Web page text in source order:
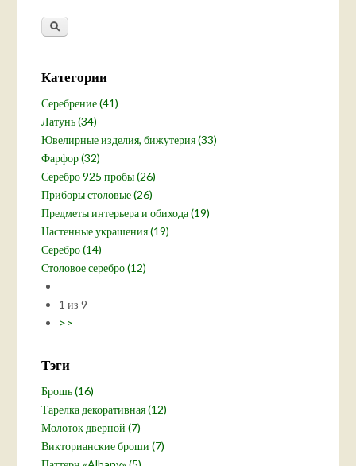
Категории
Серебрение (41)
Латунь (34)
Ювелирные изделия, бижутерия (33)
Фарфор (32)
Серебро 925 пробы (26)
Приборы столовые (26)
Предметы интерьера и обихода (19)
Настенные украшения (19)
Серебро (14)
Столовое серебро (12)
1 из 9
>>
Тэги
Брошь (16)
Тарелка декоративная (12)
Молоток дверной (7)
Викторианские броши (7)